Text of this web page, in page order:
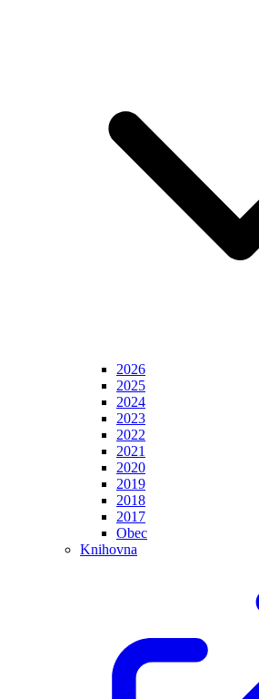
2026
2025
2024
2023
2022
2021
2020
2019
2018
2017
Obec
Knihovna